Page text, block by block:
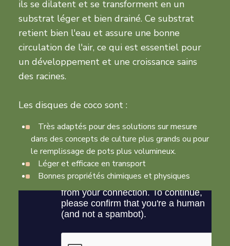
ils se dilatent et se transforment en un
substrat léger et bien drainé. Ce substrat
retient bien l'eau et assure une bonne
circulation de l'air, ce qui est essentiel pour
un développement et une croissance sains
des racines.
Les disques de coco sont :
Très adaptés pour des solutions sur mesure
dans des concepts de culture plus grands ou pour
le remplissage de pots plus volumineux.
Léger et efficace en transport
Bonnes propriétés chimiques et physiques